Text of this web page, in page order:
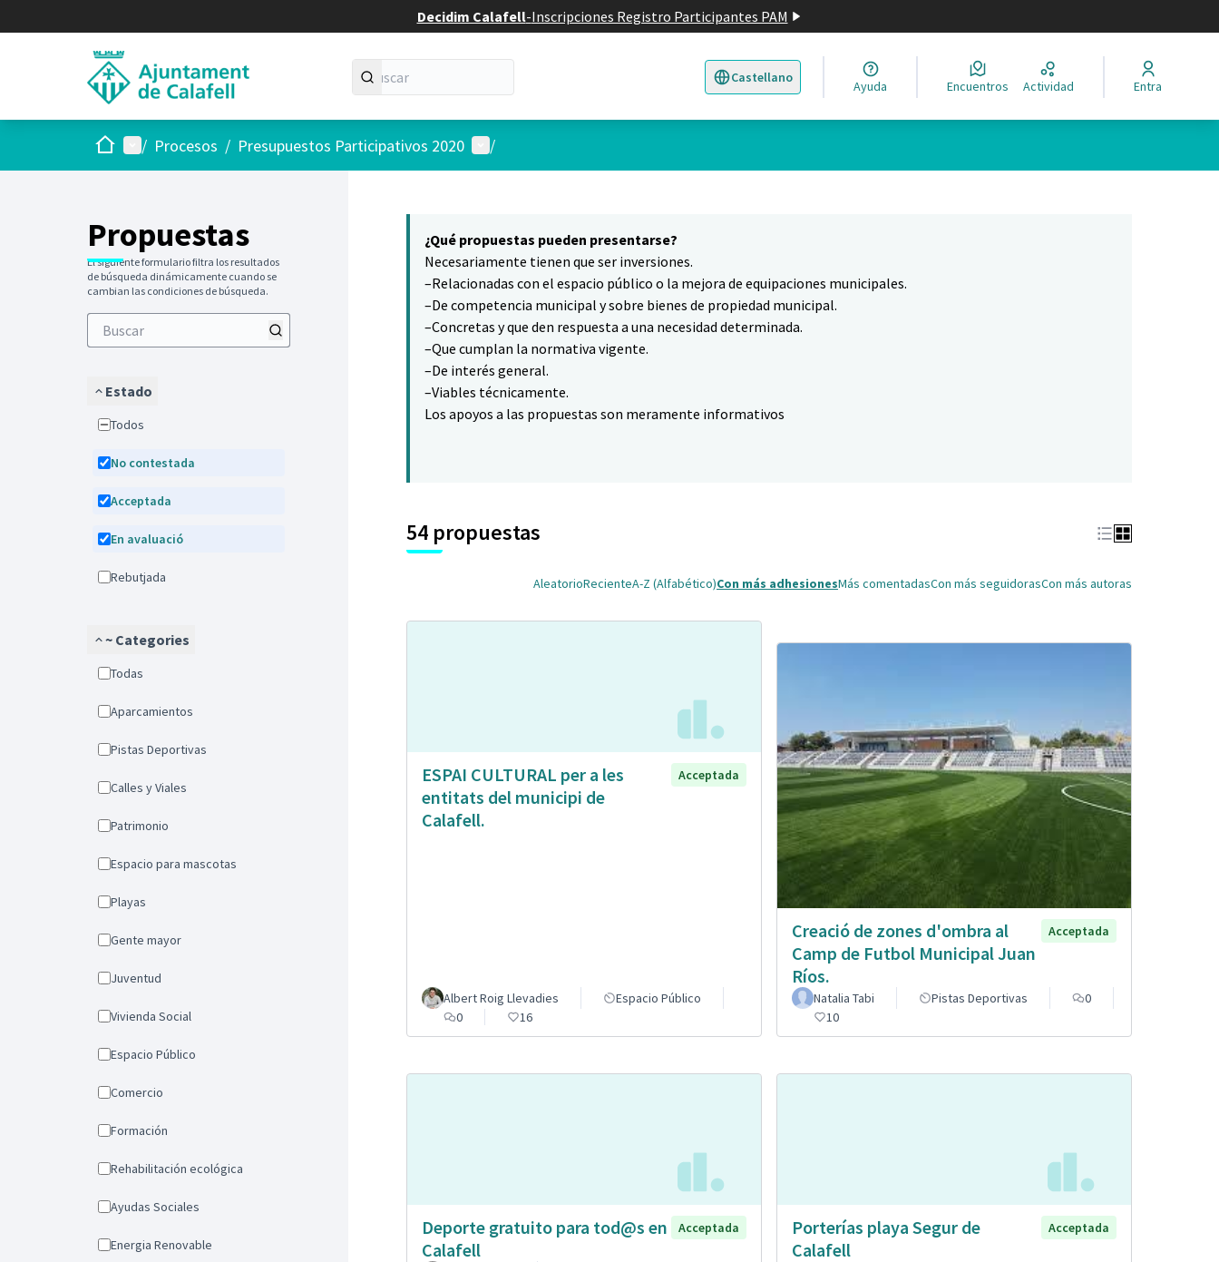
Decidim Calafell-Inscripciones Registro Participantes PAM
Castellano
Triar la llengua Elegir el idioma
Ayuda Encuentros Actividad Entra
InicioMenú principal
/ Procesos / Presupuestos Participativos 2020 Menú de usuario
/
Propuestas
El siguiente formulario filtra los resultados
de búsqueda dinámicamente cuando se
cambian las condiciones de búsqueda.
Estado
Todos
No contestada
Acceptada
En avaluació
Rebutjada
~ Categories
Todas
Aparcamientos
Pistas Deportivas
Calles y Viales
Patrimonio
Espacio para mascotas
Playas
Gente mayor
Juventud
Vivienda Social
Espacio Público
Comercio
Formación
Rehabilitación ecológica
Ayudas Sociales
Energia Renovable
6
¿Qué propuestas pueden presentarse?
Necesariamente tienen que ser inversiones.
–Relacionadas con el espacio público o la mejora de equipaciones municipales.
–De competencia municipal y sobre bienes de propiedad municipal.
–Concretas y que den respuesta a una necesidad determinada.
–Que cumplan la normativa vigente.
–De interés general.
–Viables técnicamente.
Los apoyos a las propuestas son meramente informativos
54 propuestas
AleatorioRecienteA-Z (Alfabético)Con más adhesionesMás comentadasCon más seguidorasCon más autoras
ESPAI CULTURAL per a les
entitats del municipi de
Calafell.
Acceptada
Albert Roig Llevadies
Espacio Público
0
16
Creació de zones d'ombra al
Camp de Futbol Municipal Juan
Ríos.
Acceptada
Natalia Tabi Pistas Deportivas
0
10
Deporte gratuito para tod@s en
Calafell
Acceptada
Porterías playa Segur de
Calafell
Acceptada